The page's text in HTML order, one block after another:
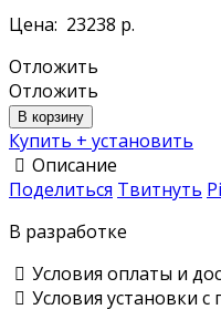
Цена: 23238 р.
Отложить
Отложить
В корзину
Купить + установить
Описание
Поделиться Твитнуть
В разработке
Условия оплаты и
Условия установки с